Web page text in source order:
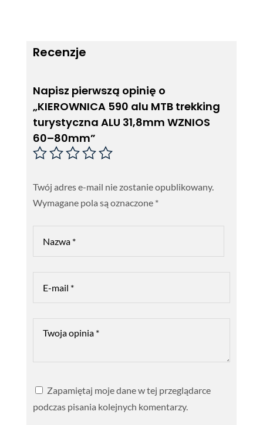
Recenzje
Napisz pierwszą opinię o
„KIEROWNICA 590 alu MTB trekking
turystyczna ALU 31,8mm WZNIOS
60–80mm”
Twój adres e-mail nie zostanie opublikowany.
Wymagane pola są oznaczone *
Zapamiętaj moje dane w tej przeglądarce
podczas pisania kolejnych komentarzy.